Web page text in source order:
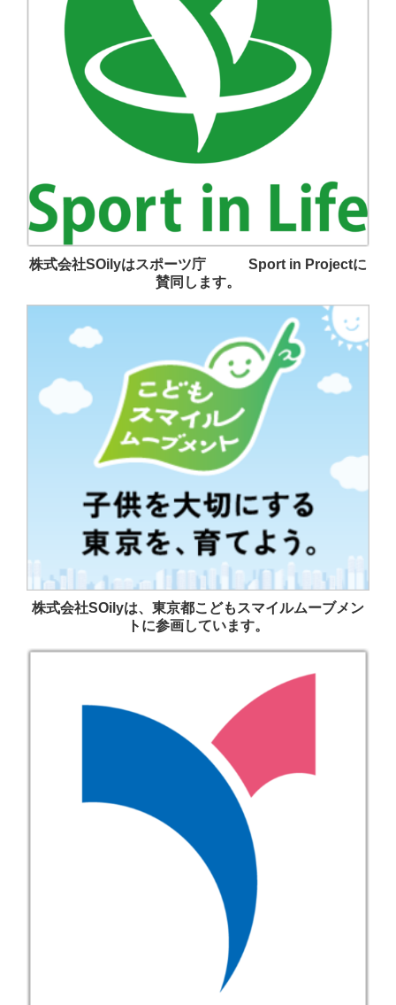
株式会社SOilyはスポーツ庁 Sport in Projectに
賛同します。
株式会社SOilyは、東京都こどもスマイルムーブメン
トに参画しています。